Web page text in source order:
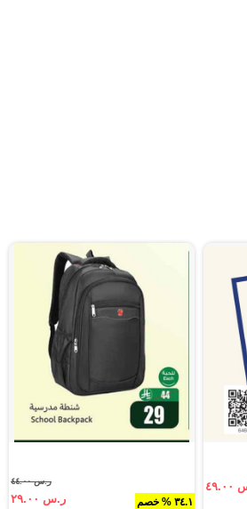
٣٤.١ % خصم
ر.س ٤٤.٠٠
ر.س ٢٩.٠٠